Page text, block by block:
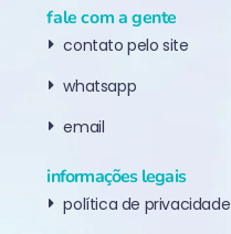
fale com a gente
contato pelo site
whatsapp
email
informações legais
política de privacidade